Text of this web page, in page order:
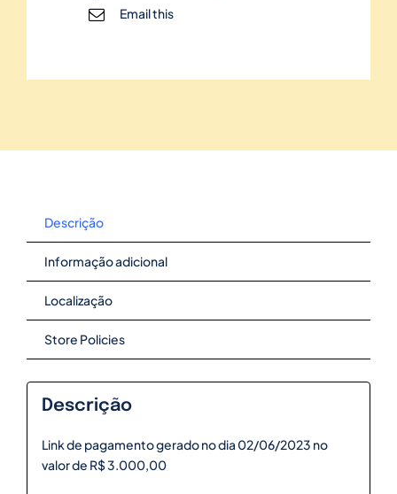
Email this
Descrição
Informação adicional
Localização
Store Policies
Descrição
Link de pagamento gerado no dia 02/06/2023 no
valor de R$ 3.000,00